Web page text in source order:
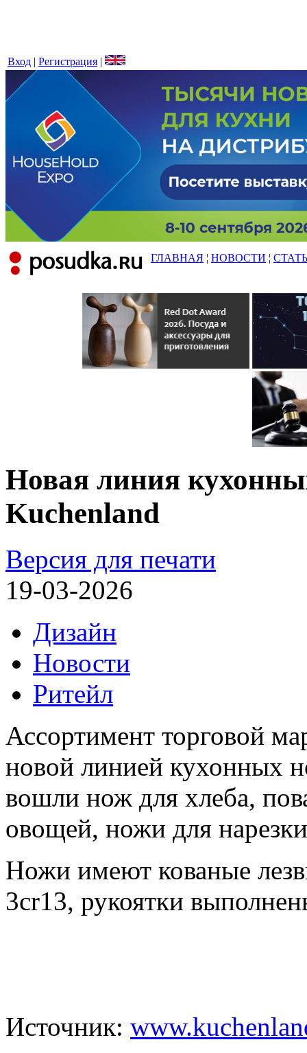
Вход | Регистрация |
ГЛАВНАЯ ¦ НОВОСТИ ¦
Новая линия
Kuchenland
Версия для печати
19-03-2026
Дизайн
Новости
Ритейл
Ассортимент торговой
новой линией кухонных
вошли нож для хлеба,
овощей, ножи для
Ножи имеют кованые
3cr13, рукоятки
Источник: